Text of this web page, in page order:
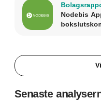
Nodebis
Senaste